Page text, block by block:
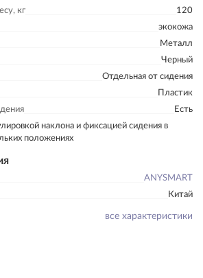
кг
120
экокожа
Металл
Черный
Отдельная от сидения
Пластик
Есть
наклона и фиксацией сидения в
положениях
ANYSMART
Китай
все характеристики